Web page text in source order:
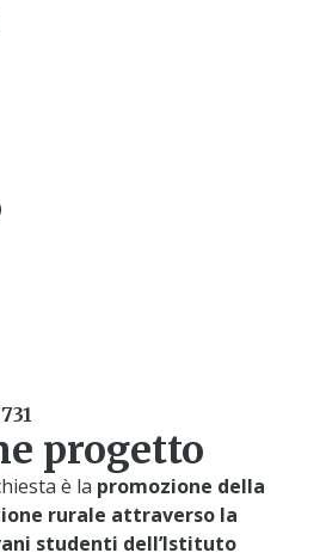
progetto
è la promozione della
rurale attraverso la
studenti dell’Istituto